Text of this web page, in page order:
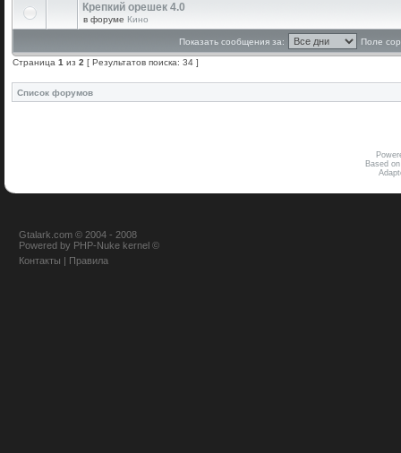
Крепкий орешек 4.0
в форуме Кино
Показать сообщения за: Поле
Страница 1 из 2 [ Результатов поиска: 34 ]
Список форумов
Based
Gtalark.com © 2004 - 2008
Powered by PHP-Nuke kernel ©
Контакты | Правила